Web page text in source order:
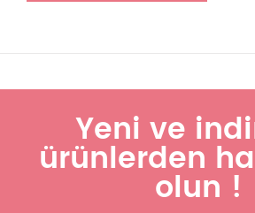
Yeni ve
ürünlerden
olun !